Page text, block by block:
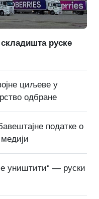
руске
циљеве у
одбране
податке о
уништити“ — руски